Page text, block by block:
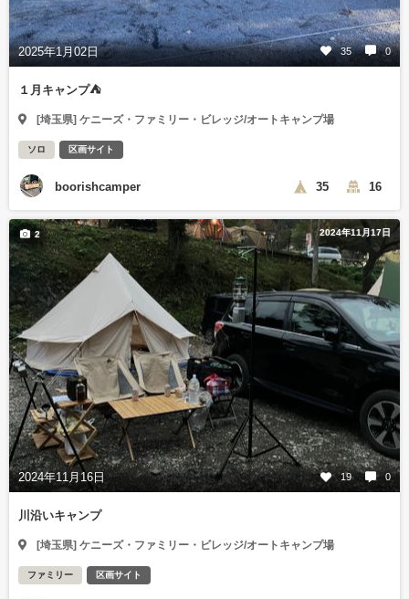
2025年1月02日 35 0
１月キャンプ⛺️
[埼玉県] ケニーズ・ファミリー・ビレッジ/オートキャンプ場
ソロ 区画サイト
boorishcamper 35 16
2024年11月17日
2024年11月16日 19 0
2
川沿いキャンプ
[埼玉県] ケニーズ・ファミリー・ビレッジ/オートキャンプ場
ファミリー 区画サイト